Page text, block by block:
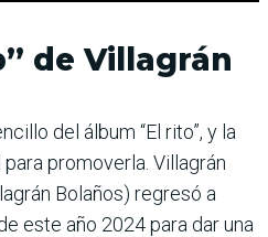
de Villagrán
del álbum “El rito”, y la
promoverla. Villagrán
Bolaños) regresó a
este año 2024 para dar una